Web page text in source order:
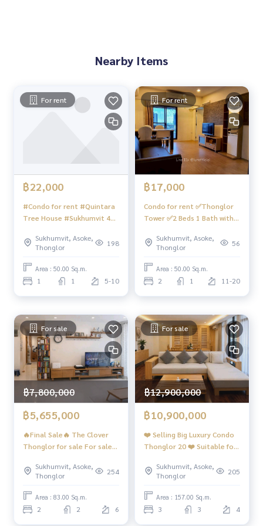
นเชื่อฟรี #อยากมีบ้าน #บ้านหลังแรก #บ้านหลังที่สอง #อยากมี
Nearby Items
For rent
฿22,000
#Condo for rent #Quintara
Tree House #Sukhumvit 42
Sukhumvit, Asoke,
Thonglor
198
Area : 50.00 Sq.m.
1 1 5-10
For rent
฿17,000
Condo for rent ✅️Thonglor
Tower ✅️2 Beds 1 Bath with
sq.m.Sukhumvit, Asoke,
Thonglor
56
Area : 50.00 Sq.m.
2 1 11-20
For sale
฿7,800,000
฿5,655,000
🔥Final Sale🔥 The Clover
Thonglor for sale For sale
#2 bedrooms, 2 bathrooms
#Beautiful room
Sukhumvit, Asoke,
Thonglor
254
Area : 83.00 Sq.m.
2 2 6
For sale
฿12,900,000
฿10,900,000
❤️ Selling Big Luxury Condo
Thonglor 20 ❤️ Suitable for
Luxury Condo in Thonglor
Sukhumvit, Asoke,
Thonglor
205
Area : 157.00 Sq.m.
3 3 4